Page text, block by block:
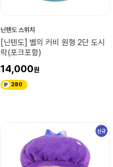
닌텐도 스위치
[닌텐도] 별의 커비 원형 2단 도시
락(포크포함)
14,000
280
신규